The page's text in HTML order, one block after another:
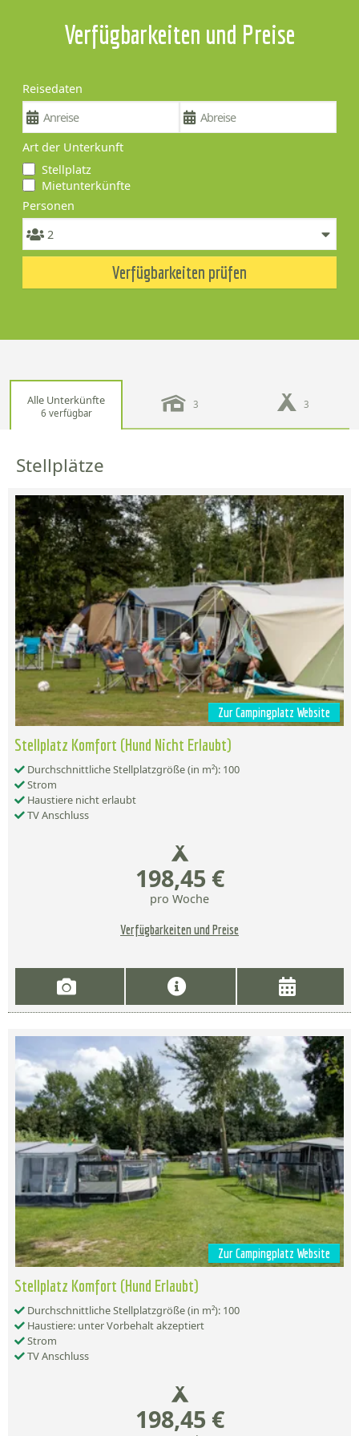
Verfügbarkeiten und Preise
Reisedaten
Art der Unterkunft
Stellplatz
Mietunterkünfte
Personen
Verfügbarkeiten prüfen
Alle Unterkünfte
6 verfügbar
3 3
Stellplätze
Zur Campingplatz Website
Stellplatz Komfort (Hund Nicht Erlaubt)
Durchschnittliche Stellplatzgröße (in m²): 100
Strom
Haustiere nicht erlaubt
TV Anschluss
198,45 €
pro Woche
Verfügbarkeiten und Preise
Zur Campingplatz Website
Stellplatz Komfort (Hund Erlaubt)
Durchschnittliche Stellplatzgröße (in m²): 100
Haustiere: unter Vorbehalt akzeptiert
Strom
TV Anschluss
198,45 €